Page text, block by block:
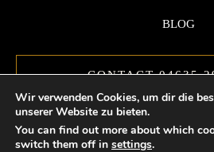
BLOG
CONTACT 04635
Wir verwenden Cookies, um dir die
unserer Website zu bieten.
You can find out more about which
switch them off in settings.